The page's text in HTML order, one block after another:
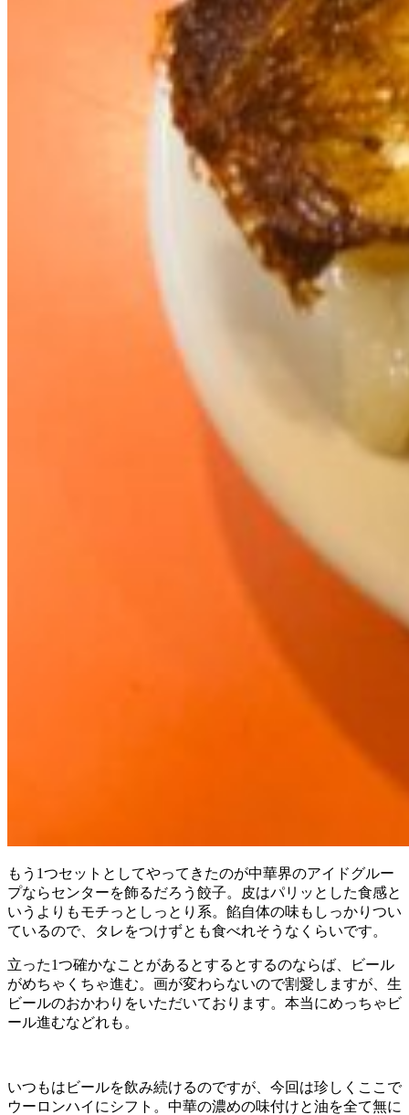
もう1つセットとしてやってきたのが中華界のアイドグルー
プならセンターを飾るだろう餃子。皮はパリッとした食感と
いうよりもモチっとしっとり系。餡自体の味もしっかりつい
ているので、タレをつけずとも食べれそうなくらいです。
立った1つ確かなことがあるとするとするのならば、ビール
がめちゃくちゃ進む。画が変わらないので割愛しますが、生
ビールのおかわりをいただいております。本当にめっちゃビ
ール進むなどれも。
いつもはビールを飲み続けるのですが、今回は珍しくここで
ウーロンハイにシフト。中華の濃めの味付けと油を全て無に